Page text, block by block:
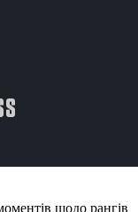
щодо рангів